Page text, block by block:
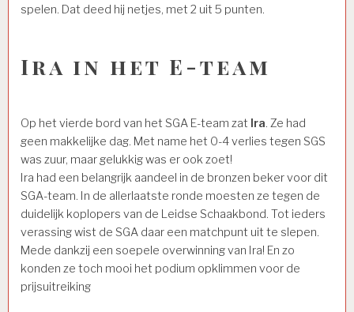
spelen. Dat deed hij netjes, met 2 uit 5 punten.
Ira in het E-team
Op het vierde bord van het SGA E-team zat Ira. Ze had
geen makkelijke dag. Met name het 0-4 verlies tegen SGS
was zuur, maar gelukkig was er ook zoet!
Ira had een belangrijk aandeel in de bronzen beker voor dit
SGA-team. In de allerlaatste ronde moesten ze tegen de
duidelijk koplopers van de Leidse Schaakbond. Tot ieders
verassing wist de SGA daar een matchpunt uit te slepen.
Mede dankzij een soepele overwinning van Ira! En zo
konden ze toch mooi het podium opklimmen voor de
prijsuitreiking